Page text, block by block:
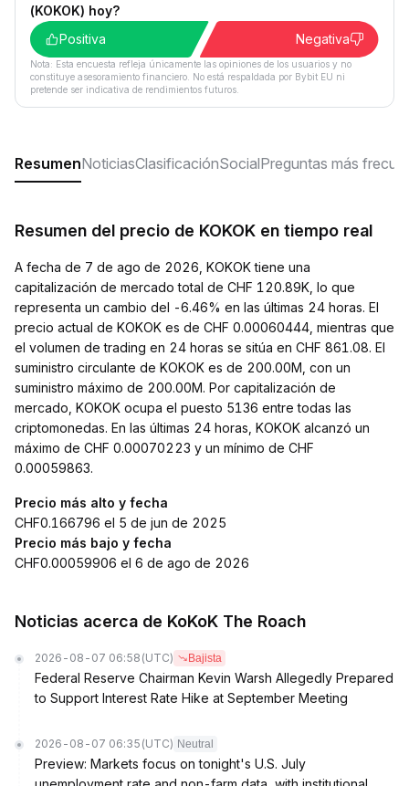
(KOKOK) hoy?
Positiva
Negativa
Nota: Esta encuesta refleja únicamente las opiniones de los usuarios y no
constituye asesoramiento financiero. No está respaldada por Bybit EU ni
pretende ser indicativa de rendimientos futuros.
ResumenNoticiasClasificaciónSocialPreguntas más
Resumen del precio de KOKOK en tiempo real
A fecha de 7 de ago de 2026, KOKOK tiene una
capitalización de mercado total de CHF 120.89K, lo que
representa un cambio del -6.46% en las últimas 24 horas. El
precio actual de KOKOK es de CHF 0.00060444, mientras que
el volumen de trading en 24 horas se sitúa en CHF 861.08. El
suministro circulante de KOKOK es de 200.00M, con un
suministro máximo de 200.00M. Por capitalización de
mercado, KOKOK ocupa el puesto 5136 entre todas las
criptomonedas. En las últimas 24 horas, KOKOK alcanzó un
máximo de CHF 0.00070223 y un mínimo de CHF
0.00059863.
Precio más alto y fecha
CHF0.166796 el 5 de jun de 2025
Precio más bajo y fecha
CHF0.00059906 el 6 de ago de 2026
Noticias acerca de KoKoK The Roach
2026-08-07 06:58 (UTC) Bajista
Federal Reserve Chairman Kevin Warsh Allegedly Prepared
to Support Interest Rate Hike at September Meeting
2026-08-07 06:35 (UTC) Neutral
Preview: Markets focus on tonight's U.S. July